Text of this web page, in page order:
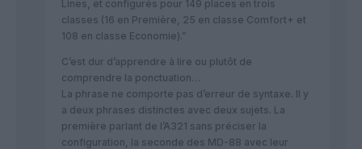
Lines, et configurés pour 149 places en trois
classes (16 en Première, 25 en classe Comfort+ et
108 en classe Economie).”
C’est dur d’apprendre à lire ou plutôt de
comprendre la ponctuation…
La phrase ne comporte pas d’erreur de syntaxe. Il y
a deux phrases distinctes avec deux sujets. La
première parlant de l’A321 sans préciser la
configuration, la seconde des MD-88 avec leur